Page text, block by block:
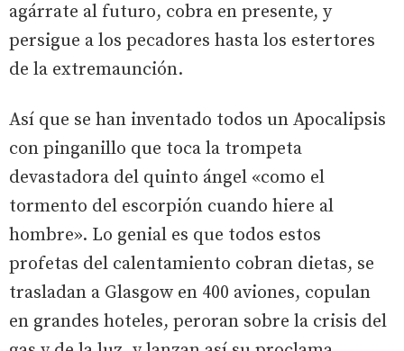
agárrate al futuro, cobra en presente, y
persigue a los pecadores hasta los estertores
de la extremaunción.
Así que se han inventado todos un Apocalipsis
con pinganillo que toca la trompeta
devastadora del quinto ángel «como el
tormento del escorpión cuando hiere al
hombre». Lo genial es que todos estos
profetas del calentamiento cobran dietas, se
trasladan a Glasgow en 400 aviones, copulan
en grandes hoteles, peroran sobre la crisis del